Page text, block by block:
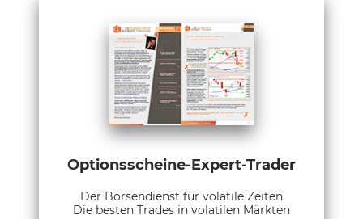
Optionsscheine-Expert-Trader
Der Börsendienst für volatile Zeiten
Die besten Trades in volatilen Märkten